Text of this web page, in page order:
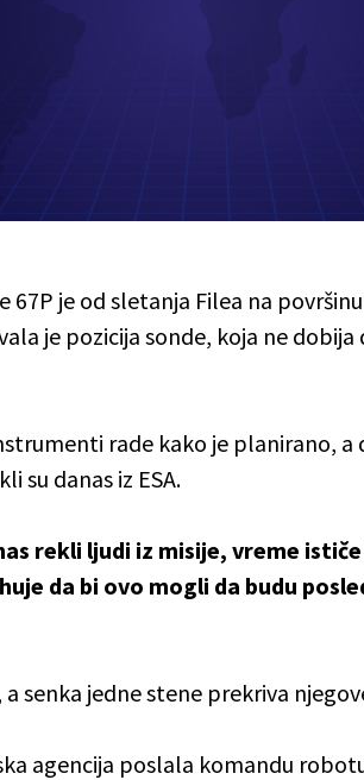
67P je od sletanja Filea na
je pozicija sonde, koja ne
rade kako je planirano, a
su danas iz ESA.
rekli ljudi iz misije, vreme
da bi ovo mogli da budu
senka jedne stene prekriva
agencija poslala komandu